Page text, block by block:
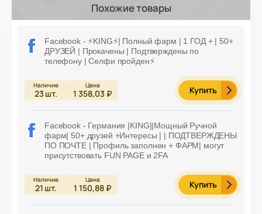
Похожие товары
Facebook - ⚡️KING⚡️| Полный фарм | 1 ГОД + | 50+
ДРУЗЕЙ | Прокачены | Подтверждены по
телефону | Селфи пройден⚡️
23шт. 1 358,03 ₽ Купить
Facebook - Германия |KING||Мощный Ручной
фарм| 50+ друзей +Интересы | | ПОДТВЕРЖДЕНЫ
ПО ПОЧТЕ | Профиль заполнен + ФАРМ| могут
присутствовать FUN PAGE и 2FA
21 шт. 1 150,88 ₽ Купить